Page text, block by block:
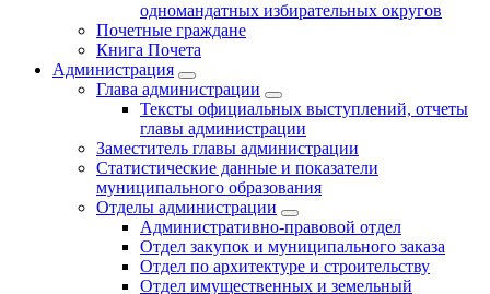
одномандатных избирательных округов
Почетные граждане
Книга Почета
Администрация
Глава администрации
Тексты официальных выступлений, отчеты
главы администрации
Заместитель главы администрации
Статистические данные и показатели
муниципального образования
Отделы администрации
Административно-правовой отдел
Отдел закупок и муниципального заказа
Отдел по архитектуре и строительству
Отдел имущественных и земельный